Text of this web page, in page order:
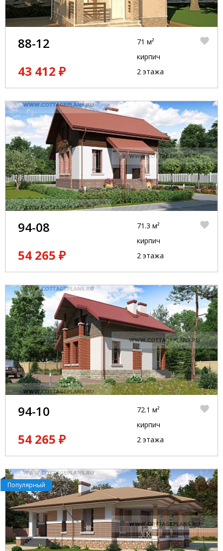
88-12
43 412 ₽
71 м²
кирпич
2 этажа
94-08
54 265 ₽
71.3 м²
кирпич
2 этажа
94-10
54 265 ₽
72.1 м²
кирпич
2 этажа
Популярный